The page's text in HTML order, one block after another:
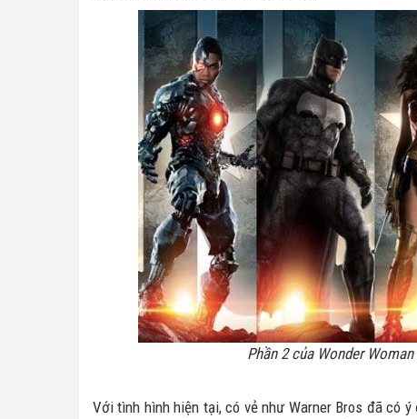
Phần 2 của Wonder
Với tình hình hiện tại, có vẻ như Warner Bros đã có